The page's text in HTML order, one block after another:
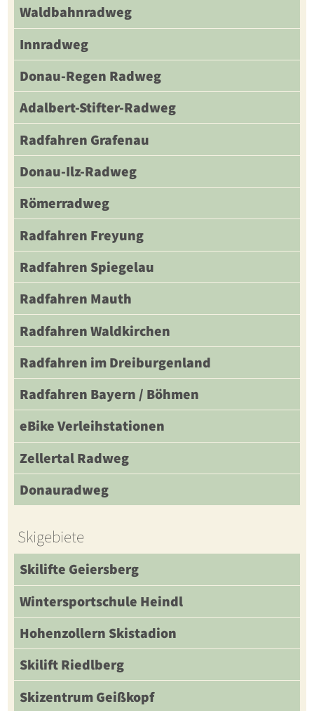
Waldbahnradweg
Innradweg
Donau-Regen Radweg
Adalbert-Stifter-Radweg
Radfahren Grafenau
Donau-Ilz-Radweg
Römerradweg
Radfahren Freyung
Radfahren Spiegelau
Radfahren Mauth
Radfahren Waldkirchen
Radfahren im Dreiburgenland
Radfahren Bayern / Böhmen
eBike Verleihstationen
Zellertal Radweg
Donauradweg
Skigebiete
Skilifte Geiersberg
Wintersportschule Heindl
Hohenzollern Skistadion
Skilift Riedlberg
Skizentrum Geißkopf